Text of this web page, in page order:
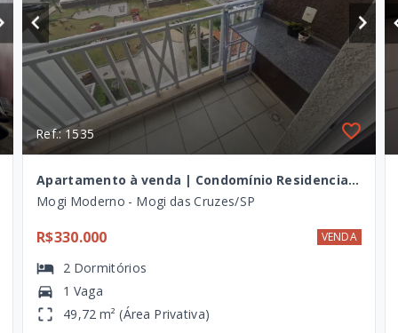
Ref.: 1535
Apartamento à venda | Condomínio Residencial Nova Mogi I – Mogi das Cruzes
Mogi Moderno - Mogi das Cruzes/SP
R$330.000 VENDA
2 Dormitórios
1 Vaga
49,72 m² (Área Privativa)